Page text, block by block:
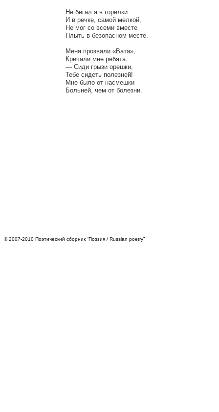
Не бегал я в горелки
И в речке, самой мелкой,
Не мог со всеми вместе
Плыть в безопасном месте.
Меня прозвали «Вата»,
Кричали мне ребята:
— Сиди грызи орешки,
Тебе сидеть полезней!
Мне было от насмешки
© 2007-2010 Поэтический сборник “Поэзия / Russian poetry”